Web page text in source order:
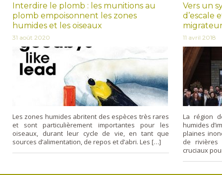
Interdire le plomb : les munitions au
plomb empoisonnent les zones
humides et les oiseaux
31 août 2020
Les zones humides abritent des espèces très rares
et sont particulièrement importantes pour les
oiseaux, durant leur cycle de vie, en tant que
sources d’alimentation, de repos et d’abri. Les […]
Vers un
d’escale
11 avril 2018
La région
humides
plaines
de rivières
cruciaux